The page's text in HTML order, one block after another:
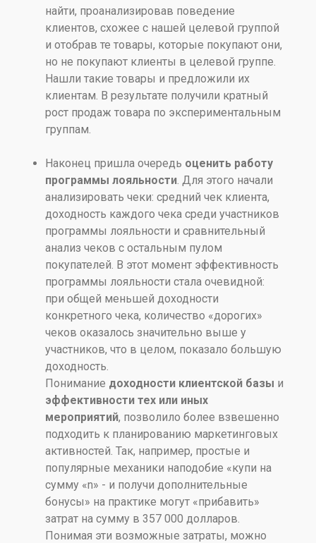
найти, проанализировав поведение
клиентов, схожее с нашей целевой группой
и отобрав те товары, которые покупают они,
но не покупают клиенты в целевой группе.
Нашли такие товары и предложили их
клиентам. В результате получили кратный
рост продаж товара по экспериментальным
группам.
Наконец пришла очередь оценить работу
программы лояльности. Для этого начали
анализировать чеки: средний чек клиента,
доходность каждого чека среди участников
программы лояльности и сравнительный
анализ чеков с остальным пулом
покупателей. В этот момент эффективность
программы лояльности стала очевидной:
при общей меньшей доходности
конкретного чека, количество «дорогих»
чеков оказалось значительно выше у
участников, что в целом, показало большую
доходность.
Понимание доходности клиентской базы и
эффективности тех или иных
мероприятий, позволило более взвешенно
подходить к планированию маркетинговых
активностей. Так, например, простые и
популярные механики наподобие «купи на
сумму «n» - и получи дополнительные
бонусы» на практике могут «прибавить»
затрат на сумму в 357 000 долларов.
Понимая эти возможные затраты, можно